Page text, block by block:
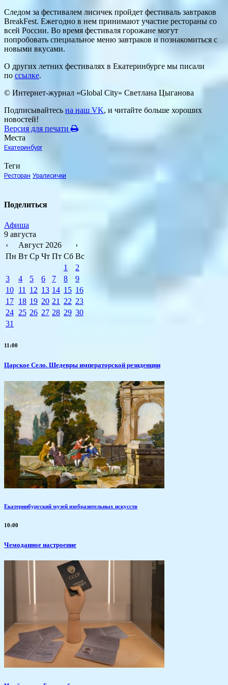
Следом за фестивалем лисичек пройдет фестиваль завтраков
BreakFest. Ежегодно в нем принимают участие рестораны со
всей России. Во время фестиваля горожане могут
попробовать специальное меню завтраков и познакомиться с
новыми вкусами.
О других летних фестивалях в Екатеринбурге мы писали
по ссылке.
© Интернет-журнал «Global City» Светлана Цыганова
Подписывайтесь на наш VK, и читайте больше хороших
новостей!
Версия для печати
Места
Екатеринбург
Теги
Ресторан Уралисички
Поделиться
Афиша
9 августа
‹
Август 2026
›
Пн Вт Ср Чт Пт Сб Вс
1
2
3
4 5 6 7 8
9
10 11 12 13 14 15 16
17 18 19 20 21 22 23
24 25 26 27 28 29 30
31
11:00
Царское Село. Шедевры императорской резиденции
Екатеринбургский музей изобразительных искусств
10:00
Чемоданное настроение